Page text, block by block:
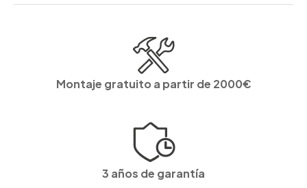
Montaje gratuito a partir de 2000€
3 años de garantía